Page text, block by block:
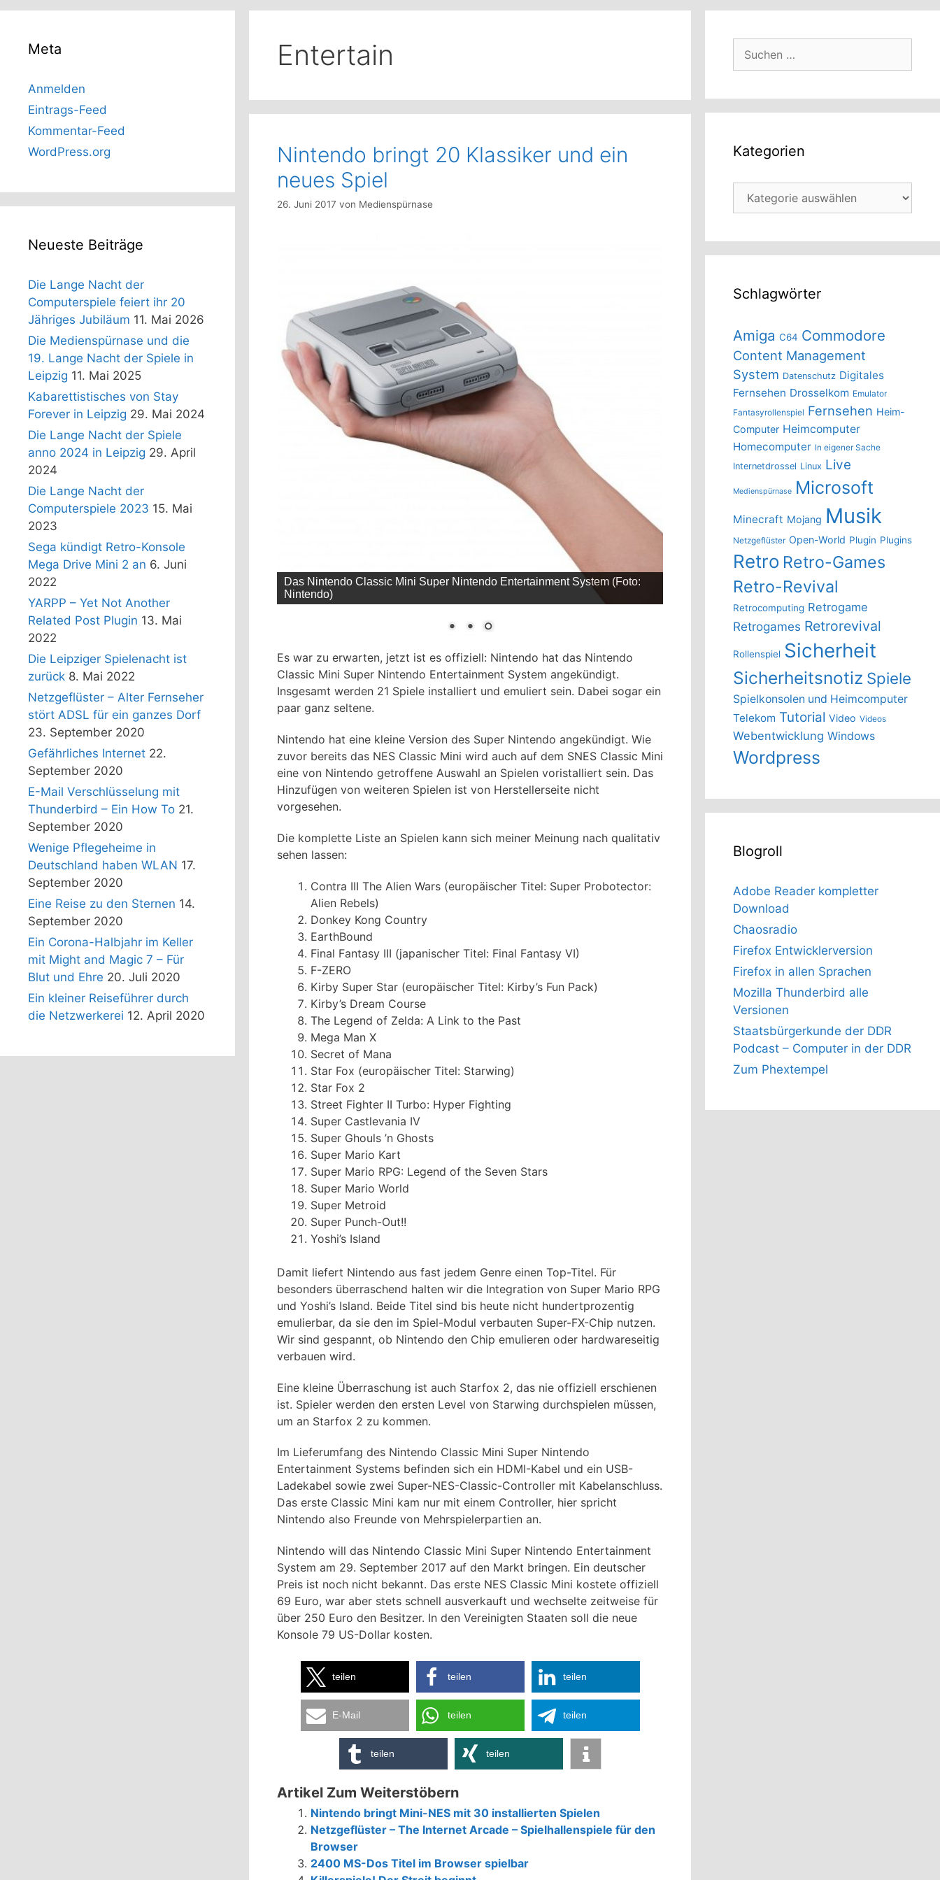
Entertain
Nintendo bringt 20 Klassiker und ein
neues Spiel
26. Juni 2017 von Medienspürnase
Die Verpackung des Nintendo Classic Mini Super Nintendo Entertainment
System (Foto: Nintendo)
Es war zu erwarten, jetzt ist es offiziell: Nintendo hat das Nintendo
Classic Mini Super Nintendo Entertainment System angekündigt.
Insgesamt werden 21 Spiele installiert und emuliert sein. Dabei sogar ein
paar ganz seltene.
Nintendo hat eine kleine Version des Super Nintendo angekündigt. Wie
zuvor bereits das NES Classic Mini wird auch auf dem SNES Classic Mini
eine von Nintendo getroffene Auswahl an Spielen voristalliert sein. Das
Hinzufügen von weiteren Spielen ist von Herstellerseite nicht
vorgesehen.
Die komplette Liste an Spielen kann sich meiner Meinung nach qualitativ
sehen lassen:
Contra III The Alien Wars (europäischer Titel: Super Probotector:
Alien Rebels)
Donkey Kong Country
EarthBound
Final Fantasy III (japanischer Titel: Final Fantasy VI)
F-ZERO
Kirby Super Star (europäischer Titel: Kirby’s Fun Pack)
Kirby’s Dream Course
The Legend of Zelda: A Link to the Past
Mega Man X
Secret of Mana
Star Fox (europäischer Titel: Starwing)
Star Fox 2
Street Fighter II Turbo: Hyper Fighting
Super Castlevania IV
Super Ghouls ’n Ghosts
Super Mario Kart
Super Mario RPG: Legend of the Seven Stars
Super Mario World
Super Metroid
Super Punch-Out!!
Yoshi’s Island
Damit liefert Nintendo aus fast jedem Genre einen Top-Titel. Für
besonders überraschend halten wir die Integration von Super Mario RPG
und Yoshi’s Island. Beide Titel sind bis heute nicht hundertprozentig
emulierbar, da sie den im Spiel-Modul verbauten Super-FX-Chip nutzen.
Wir sind gespannt, ob Nintendo den Chip emulieren oder hardwareseitig
verbauen wird.
Eine kleine Überraschung ist auch Starfox 2, das nie offiziell erschienen
ist. Spieler werden den ersten Level von Starwing durchspielen müssen,
um an Starfox 2 zu kommen.
Im Lieferumfang des Nintendo Classic Mini Super Nintendo
Entertainment Systems befinden sich ein HDMI-Kabel und ein USB-
Ladekabel sowie zwei Super-NES-Classic-Controller mit Kabelanschluss.
Das erste Classic Mini kam nur mit einem Controller, hier spricht
Nintendo also Freunde von Mehrspielerpartien an.
Nintendo will das Nintendo Classic Mini Super Nintendo Entertainment
System am 29. September 2017 auf den Markt bringen. Ein deutscher
Preis ist noch nicht bekannt. Das erste NES Classic Mini kostete offiziell
69 Euro, war aber stets schnell ausverkauft und wechselte zeitweise für
über 250 Euro den Besitzer. In den Vereinigten Staaten soll die neue
Konsole 79 US-Dollar kosten.
teilen teilen teilen
E-Mail teilen teilen
teilen teilen
Artikel Zum Weiterstöbern
Nintendo bringt Mini-NES mit 30 installierten Spielen
Netzgeflüster – The Internet Arcade – Spielhallenspiele für den
Browser
2400 MS-Dos Titel im Browser spielbar
Meta
Anmelden
Eintrags-Feed
Kommentar-Feed
WordPress.org
Neueste Beiträge
Die Lange Nacht der
Computerspiele feiert ihr 20
Jähriges Jubiläum 11. Mai 2026
Die Medienspürnase und die
19. Lange Nacht der Spiele in
Leipzig 11. Mai 2025
Kabarettistisches von Stay
Forever in Leipzig 29. Mai 2024
Die Lange Nacht der Spiele
anno 2024 in Leipzig 29. April
2024
Die Lange Nacht der
Computerspiele 2023 15. Mai
2023
Sega kündigt Retro-Konsole
Mega Drive Mini 2 an 6. Juni
2022
YARPP – Yet Not Another
Related Post Plugin 13. Mai
2022
Die Leipziger Spielenacht ist
zurück 8. Mai 2022
Netzgeflüster – Alter Fernseher
stört ADSL für ein ganzes Dorf
23. September 2020
Gefährliches Internet 22.
September 2020
E-Mail Verschlüsselung mit
Thunderbird – Ein How To 21.
September 2020
Wenige Pflegeheime in
Deutschland haben WLAN 17.
September 2020
Eine Reise zu den Sternen 14.
September 2020
Ein Corona-Halbjahr im Keller
mit Might and Magic 7 – Für
Blut und Ehre 20. Juli 2020
Ein kleiner Reiseführer durch
die Netzwerkerei 12. April 2020
Kategorien
Kategorien
Schlagwörter
Amiga C64 Commodore
Content Management
System Datenschutz Digitales
Fernsehen Drosselkom Emulator
Fantasyrollenspiel Fernsehen Heim-
Computer Heimcomputer
Homecomputer In eigener Sache
Internetdrossel Linux Live
Medienspürnase Microsoft
Minecraft Mojang Musik
Netzgeflüster Open-World Plugin Plugins
Retro Retro-Games
Retro-Revival
Retrocomputing Retrogame
Retrogames Retrorevival
Rollenspiel Sicherheit
Sicherheitsnotiz Spiele
Spielkonsolen und Heimcomputer
Telekom Tutorial Video Videos
Webentwicklung Windows
Wordpress
Blogroll
Adobe Reader kompletter
Download
Chaosradio
Firefox Entwicklerversion
Firefox in allen Sprachen
Mozilla Thunderbird alle
Versionen
Staatsbürgerkunde der DDR
Podcast – Computer in der DDR
Zum Phextempel